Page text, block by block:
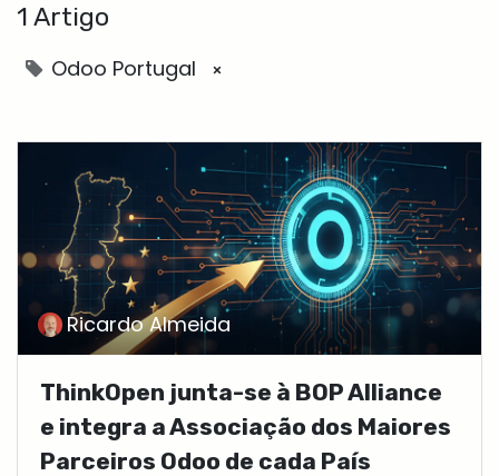
1 Artigo
Odoo Portugal ×
Ricardo Almeida
ThinkOpen junta-se à BOP Alliance
e integra a Associação dos Maiores
Parceiros Odoo de cada País